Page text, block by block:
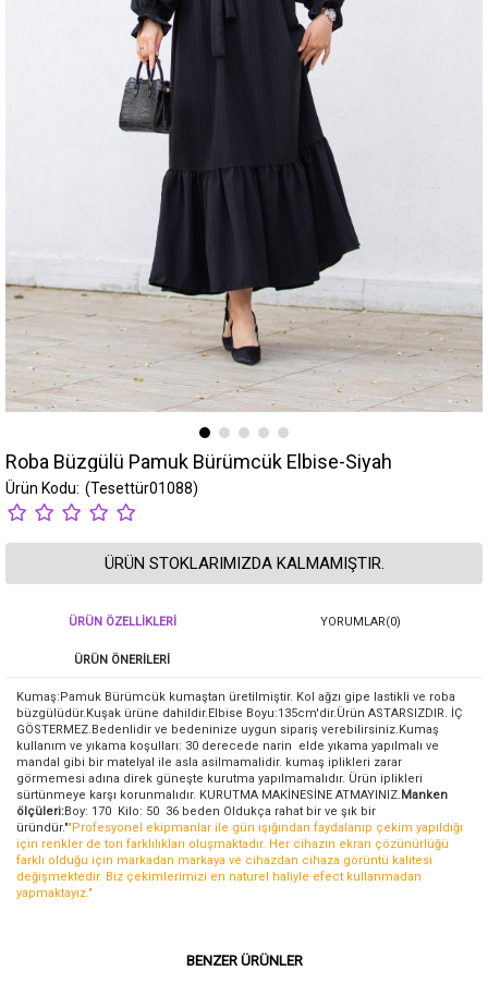
Roba Büzgülü Pamuk Bürümcük Elbise-Siyah
(Tesettür01088)
ÜRÜN STOKLARIMIZDA KALMAMIŞTIR.
ÜRÜN ÖZELLIKLERI YORUMLAR(0)
ÜRÜN ÖNERILERI
Kumaş:Pamuk Bürümcük kumaştan üretilmiştir. Kol ağzı gipe lastikli ve roba
büzgülüdür.Kuşak ürüne dahildir.Elbise Boyu:135cm'dir.Ürün ASTARSIZDIR. İÇ
GÖSTERMEZ.Bedenlidir ve bedeninize uygun sipariş verebilirsiniz.Kumaş
kullanım ve yıkama koşulları: 30 derecede narin elde yıkama yapılmalı ve
mandal gibi bir matelyal ile asla asilmamalidir. kumaş iplikleri zarar
görmemesi adına direk güneşte kurutma yapılmamalıdır. Ürün iplikleri
sürtünmeye karşı korunmalıdır. KURUTMA MAKİNESİNE ATMAYINIZ.Manken
ölçüleri:Boy: 170 Kilo: 50 36 beden Oldukça rahat bir ve şık bir
üründür.""Profesyonel ekipmanlar ile gün ışığından faydalanıp çekim yapıldığı
için renkler de ton farklılıkları oluşmaktadır. Her cihazın ekran çözünürlüğü
farklı olduğu için markadan markaya ve cihazdan cihaza görüntü kalitesi
değişmektedir. Biz çekimlerimizi en naturel haliyle efect kullanmadan
yapmaktayız."
BENZER ÜRÜNLER